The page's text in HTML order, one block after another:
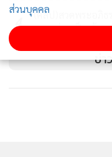
(คลิป)สวดพระอภิธ
จุฬาฯร่วมเป็นเจ้าภ
ข่า
ส่วนบุคคล